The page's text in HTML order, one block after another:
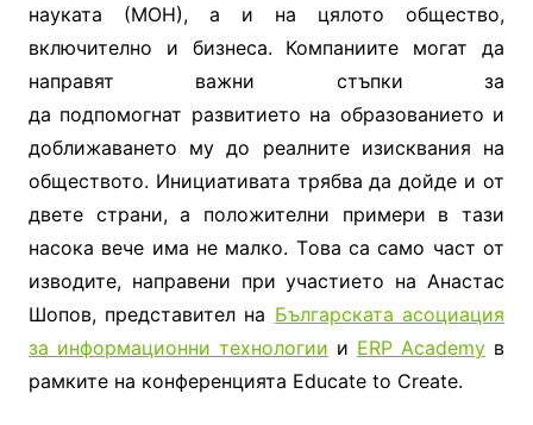
науката (МОН), a и на цялото общество,
включително и бизнеса. Компаниите могат да
направят важни стъпки за
да подпомoгнат развитието на образованието и
доближаването му до реалните изисквания на
обществото. Инициативата трябва да дойде и от
двете страни, а положителни примери в тази
насока вече има не малко. Tова са само част от
изводите, направени при участието на Анастас
Шопов, представител на Българската асоциация
за информационни технологии и ERP Academy в
рамките на конференцията Educateto Create.